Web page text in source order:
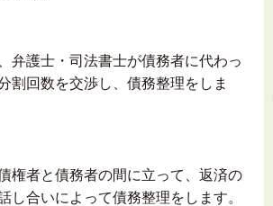
弁護士・司法書士が債務者に代わっ
割回数を交渉し、債務整理をしま
権者と債務者の間に立って、返済の
し合いによって債務整理をします。